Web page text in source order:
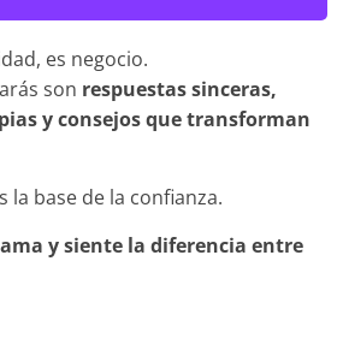
es negocio.
son respuestas sinceras,
y consejos que transforman
la base de la confianza.
y siente la diferencia entre